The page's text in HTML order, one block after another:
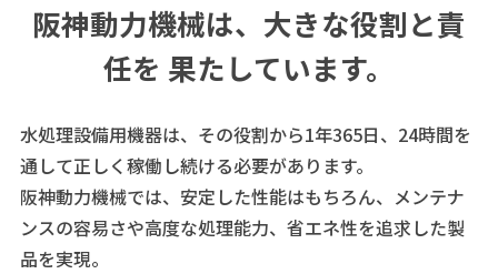
阪神動力機械は、大きな役割と責
任を 果たしています。
水処理設備用機器は、その役割から1年365日、24時間を
通して正しく稼働し続ける必要があります。
阪神動力機械では、安定した性能はもちろん、メンテナ
ンスの容易さや高度な処理能力、省エネ性を追求した製
品を実現。